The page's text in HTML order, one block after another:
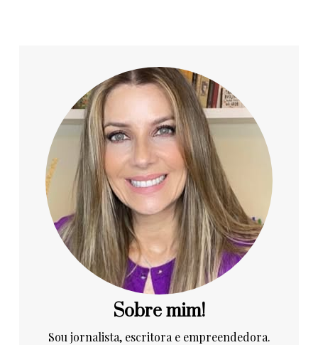
Sobre mim!
Sou jornalista, escritora e empreendedora.